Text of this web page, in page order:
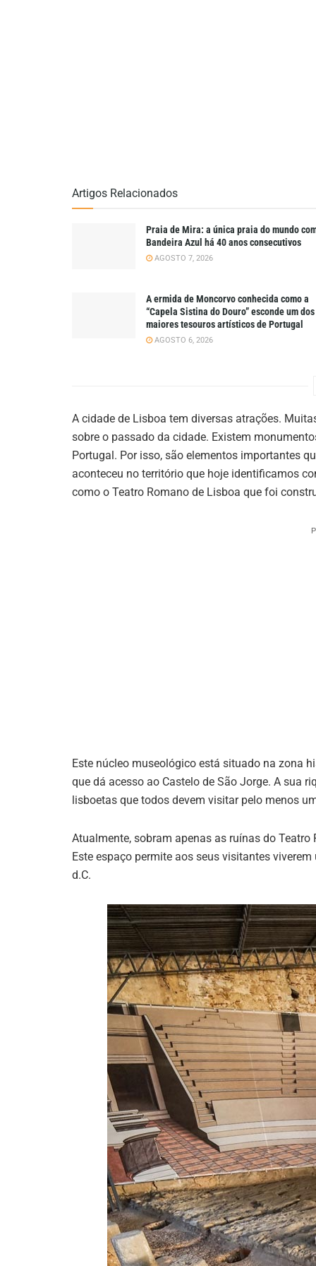
Artigos Relacionados
Praia de Mira: a única praia do mundo
Bandeira Azul há 40 anos consecutivos
AGOSTO 7, 2026
A ermida de Moncorvo conhecida como a
“Capela Sistina do Douro” esconde um dos
maiores tesouros artísticos de Portugal
AGOSTO 6, 2026
A cidade de Lisboa tem diversas atrações.
sobre o passado da cidade. Existem
Portugal. Por isso, são elementos importantes
aconteceu no território que hoje identificamos
como o Teatro Romano de Lisboa que foi
Este núcleo museológico está situado na zona
que dá acesso ao Castelo de São Jorge. A sua
lisboetas que todos devem visitar pelo menos
Atualmente, sobram apenas as ruínas do
Este espaço permite aos seus visitantes
d.C.